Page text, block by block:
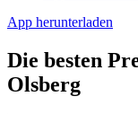
App herunterladen
Die besten
Olsberg